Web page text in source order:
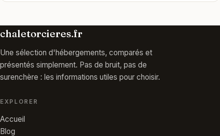
chaletorcieres.fr
Une sélection d'hébergements, comparés et
présentés simplement. Pas de bruit, pas de
surenchère : les informations utiles pour choisir.
EXPLORER
Accueil
Blog